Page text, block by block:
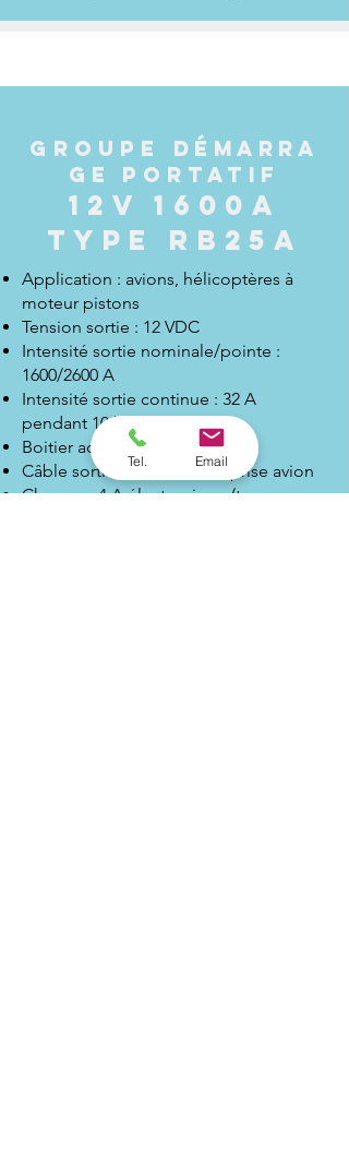
GROUPE DÉMARRA
GE
PORTATIF
12V 1600A
TYPE RB25A
Application : avions, hélicoptères à
moteur pistons
Tension sortie : 12 VDC
Intensité sortie nominale/pointe :
1600/2600 A
Intensité sortie continue : 32 A
pendant 10 h
Boitier acier inoxydable
Câble sortie 2 mètres avec prise avion
Chargeur 4 A électronique (temps
Tel. Email